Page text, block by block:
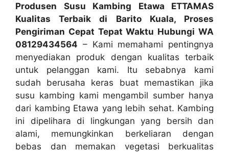
Produsen Susu Kambing Etawa ETTAMAS
Kualitas Terbaik di Barito Kuala, Proses
Pengiriman Cepat Tepat Waktu Hubungi WA
08129434564 – Kami memahami pentingnya
menyediakan produk dengan kualitas terbaik
untuk pelanggan kami. Itu sebabnya kami
sudah berusaha keras buat memastikan jika
susu kambing kami mengambil sumber hanya
dari kambing Etawa yang lebih sehat. Kambing
ini dipelihara di lingkungan yang bersih dan
alami, memungkinkan berkeliaran dengan
bebas dan memakan vegetasi berkualitas